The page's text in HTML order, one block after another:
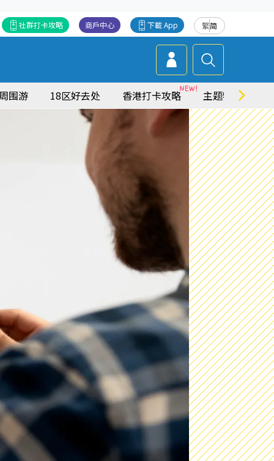
繁简
下載 App
商戶中心
社群打卡攻略
围游 18区好去处 香港打卡攻略 主题特集